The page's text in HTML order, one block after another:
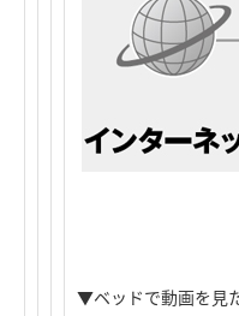
▼ベッドで動画を見